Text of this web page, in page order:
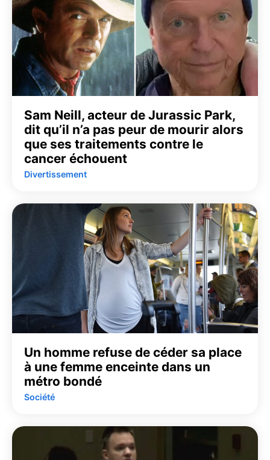
Sam Neill, acteur de Jurassic Park,
dit qu’il n’a pas peur de mourir alors
que ses traitements contre le
cancer échouent
Divertissement
Un homme refuse de céder sa place
à une femme enceinte dans un
métro bondé
Société